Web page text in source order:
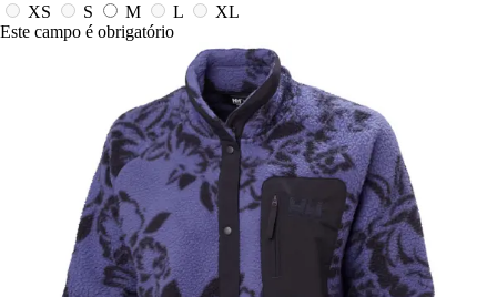
XS S M L
XL
Este campo é obrigatório